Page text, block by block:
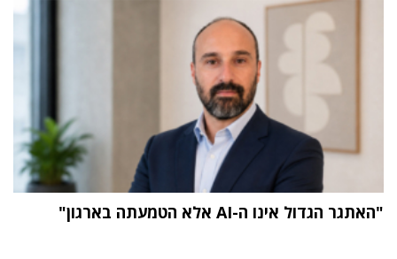
"האתגר הגדול אינו ה-AI אלא הטמעתה בארגון"